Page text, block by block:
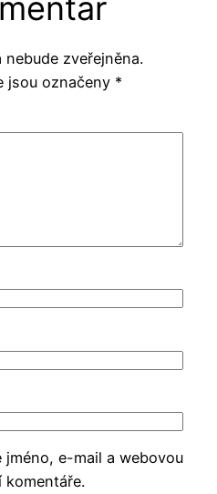
zveřejněna.
jsou označeny *
e-mail a webovou
komentáře.